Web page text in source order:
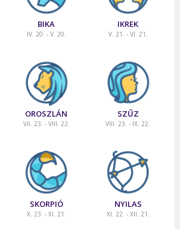
BIKA
IV. 20. - V. 20.
IKREK
V. 21. - VI. 21.
OROSZLÁN
VII. 23. - VIII. 22.
SZŰZ
VIII. 23. - IX. 22.
SKORPIÓ
X. 23. - XI. 21.
NYILAS
XI. 22. - XII. 21.